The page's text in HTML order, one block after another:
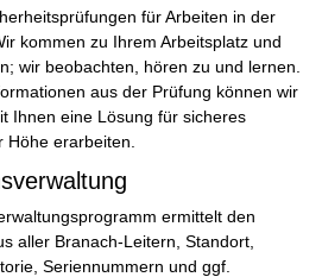
für Arbeiten in der
kommen zu Ihrem Arbeitsplatz und
wir beobachten, hören zu und lernen.
aus der Prüfung können wir
Ihnen eine Lösung für sicheres
Höhe erarbeiten.
ermittelt den
aller Branach-Leitern, Standort,
Seriennummern und ggf.